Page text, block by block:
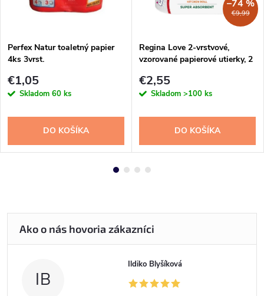
Perfex Natur toaletný papier
4ks 3vrst.
€1,05
Skladom 60 ks
DO KOŠÍKA
€9,99
–74 %
Regina Love 2-vrstvové,
vzorované papierové utierky, 2
€2,55
Skladom >100 ks
DO KOŠÍKA
IB
Ildiko Blyšíková